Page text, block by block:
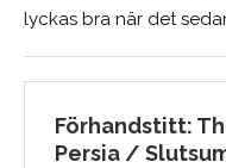
lyckas bra när det
Förhandstitt:
Persia /